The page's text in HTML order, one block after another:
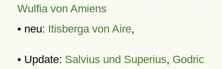
Wulfia von Amiens
• neu: Itisberga von Aire,
• Update: Salvius und Superius, Godric